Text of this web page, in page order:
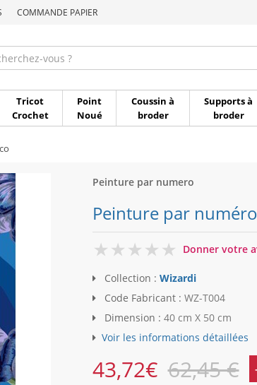
COMMANDE PAPIER
Tricot
Crochet
Point
Noué
Coussin à
broder
Supports à
broder
Peinture par numero
Peinture par
0
Donner votre
Collection : Wizardi
Code Fabricant : WZ-T004
Dimension : 40 cm X 50 cm
Voir les informations détaillées
43,72€ 62,45 €